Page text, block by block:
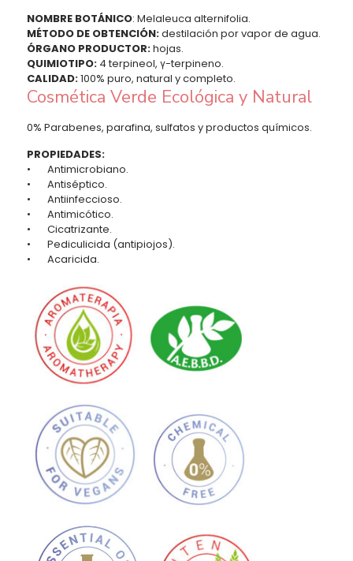
NOMBRE BOTÁNICO: Melaleuca alternifolia.
MÉTODO DE OBTENCIÓN:destilación por vapor de agua.
ÓRGANO PRODUCTOR:hojas.
QUIMIOTIPO:4 terpineol, γ-terpineno.
CALIDAD:100% puro, natural y completo.
Cosmética Verde Ecológica y Natural
0% Parabenes, parafina, sulfatos y productos químicos.
PROPIEDADES:
• Antimicrobiano.
• Antiséptico.
• Antiinfeccioso.
• Antimicótico.
• Cicatrizante.
• Pediculicida (antipiojos).
• Acaricida.